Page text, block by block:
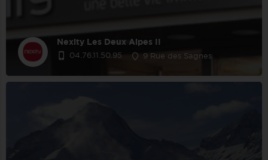
Nexity Les Deux Alpes II
04.76.11.50.95 9 Rue des Sagnes